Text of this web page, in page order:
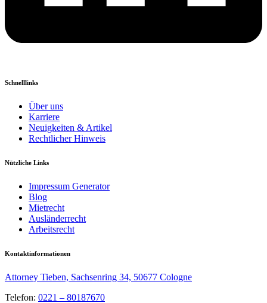
Schnelllinks
Über uns
Karriere
Neuigkeiten & Artikel
Rechtlicher Hinweis
Nützliche Links
Impressum Generator
Blog
Mietrecht
Ausländerrecht
Arbeitsrecht
Kontaktinformationen
Attorney Tieben, Sachsenring 34, 50677 Cologne
Telefon: 0221 – 80187670